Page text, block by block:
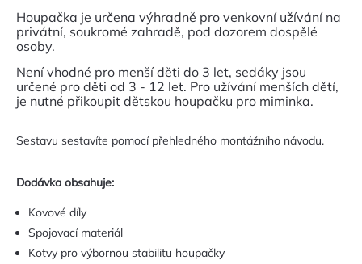
Houpačka je určena výhradně pro venkovní užívání na
privátní, soukromé zahradě, pod dozorem dospělé
osoby.
Není vhodné pro menší děti do 3 let, sedáky jsou
určené pro děti od 3 - 12 let. Pro užívání menších dětí,
je nutné přikoupit dětskou houpačku pro miminka.
Sestavu sestavíte pomocí přehledného montážního návodu.
Dodávka obsahuje:
Kovové díly
Spojovací materiál
Kotvy pro výbornou stabilitu houpačky